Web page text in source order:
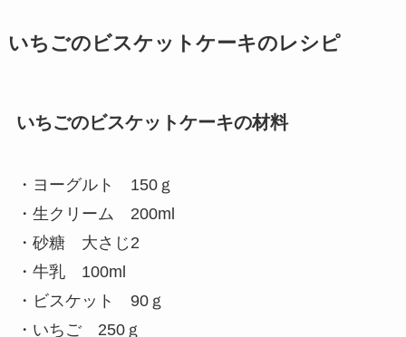
いちごのビスケットケーキのレシピ
いちごのビスケットケーキの材料
・ヨーグルト 150ｇ
・生クリーム 200ml
・砂糖 大さじ2
・牛乳 100ml
・ビスケット 90ｇ
・いちご 250ｇ